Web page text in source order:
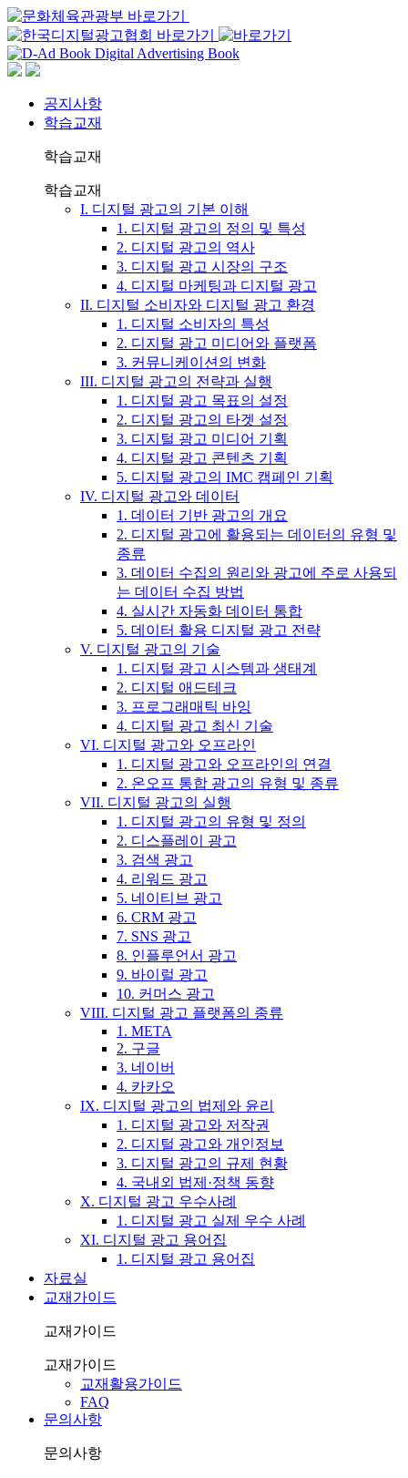
공지사항
학습교재
학습교재
학습교재
I. 디지털 광고의 기본 이해
1. 디지털 광고의 정의 및 특성
2. 디지털 광고의 역사
3. 디지털 광고 시장의 구조
4. 디지털 마케팅과 디지털 광고
II. 디지털 소비자와 디지털 광고 환경
1. 디지털 소비자의 특성
2. 디지털 광고 미디어와 플랫폼
3. 커뮤니케이션의 변화
III. 디지털 광고의 전략과 실행
1. 디지털 광고 목표의 설정
2. 디지털 광고의 타겟 설정
3. 디지털 광고 미디어 기획
4. 디지털 광고 콘텐츠 기획
5. 디지털 광고의 IMC 캠페인 기획
IV. 디지털 광고와 데이터
1. 데이터 기반 광고의 개요
2. 디지털 광고에 활용되는 데이터의 유형 및
종류
3. 데이터 수집의 원리와 광고에 주로 사용되
는 데이터 수집 방법
4. 실시간 자동화 데이터 통합
5. 데이터 활용 디지털 광고 전략
V. 디지털 광고의 기술
1. 디지털 광고 시스템과 생태계
2. 디지털 애드테크
3. 프로그래매틱 바잉
4. 디지털 광고 최신 기술
VI. 디지털 광고와 오프라인
1. 디지털 광고와 오프라인의 연결
2. 온오프 통합 광고의 유형 및 종류
VII. 디지털 광고의 실행
1. 디지털 광고의 유형 및 정의
2. 디스플레이 광고
3. 검색 광고
4. 리워드 광고
5. 네이티브 광고
6. CRM 광고
7. SNS 광고
8. 인플루언서 광고
9. 바이럴 광고
10. 커머스 광고
VIII. 디지털 광고 플랫폼의 종류
1. META
2. 구글
3. 네이버
4. 카카오
IX. 디지털 광고의 법제와 윤리
1. 디지털 광고와 저작권
2. 디지털 광고와 개인정보
3. 디지털 광고의 규제 현황
4. 국내외 법제·정책 동향
X. 디지털 광고 우수사례
1. 디지털 광고 실제 우수 사례
XI. 디지털 광고 용어집
1. 디지털 광고 용어집
자료실
교재가이드
교재가이드
교재가이드
교재활용가이드
FAQ
문의사항
문의사항